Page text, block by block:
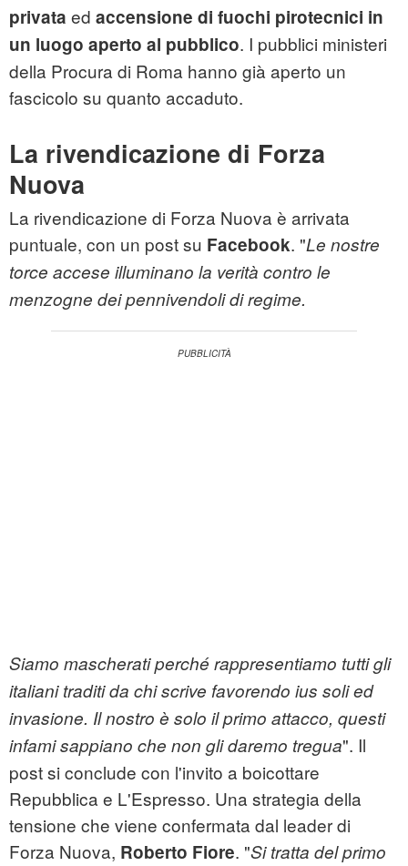
privata ed accensione di fuochi pirotecnici in
un luogo aperto al pubblico. I pubblici ministeri
della Procura di Roma hanno già aperto un
fascicolo su quanto accaduto.
La rivendicazione di Forza
Nuova
La rivendicazione di Forza Nuova è arrivata
puntuale, con un post su Facebook. "Le nostre
torce accese illuminano la verità contro le
menzogne dei pennivendoli di regime.
Siamo mascherati perché rappresentiamo tutti gli
italiani traditi da chi scrive favorendo ius soli ed
invasione. Il nostro è solo il primo attacco, questi
infami sappiano che non gli daremo tregua". Il
post si conclude con l'invito a boicottare
Repubblica e L'Espresso. Una strategia della
tensione che viene confermata dal leader di
Forza Nuova, Roberto Fiore. "Si tratta del primo